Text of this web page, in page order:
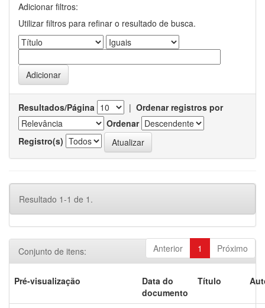
Adicionar filtros:
Utilizar filtros para refinar o resultado de busca.
Resultados/Página | Ordenar registros por
Ordenar
Registro(s)
Resultado 1-1 de 1.
Anterior 1 Próximo
Conjunto de itens:
Pré-visualização
Data do
documento
Título